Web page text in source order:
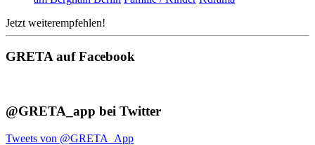
Jetzt weiterempfehlen!
GRETA auf Facebook
@GRETA_app bei Twitter
Tweets von @GRETA_App